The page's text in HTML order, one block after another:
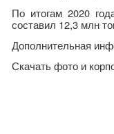
По итогам 2020
составил 12,3 млн
Дополнительная
Скачать фото и